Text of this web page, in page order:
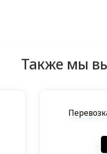
Также мы